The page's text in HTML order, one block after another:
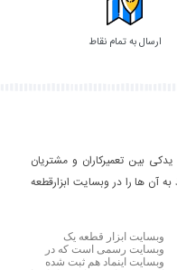
ارسال به تمام نقاط
بین تعمیرکاران و مشتریان
آن ها را در وبسایت ابزارقطعه
وبسایت ابزار قطعه یک
وبسایت رسمی است که در
وبسایت اینماد هم ثبت شده